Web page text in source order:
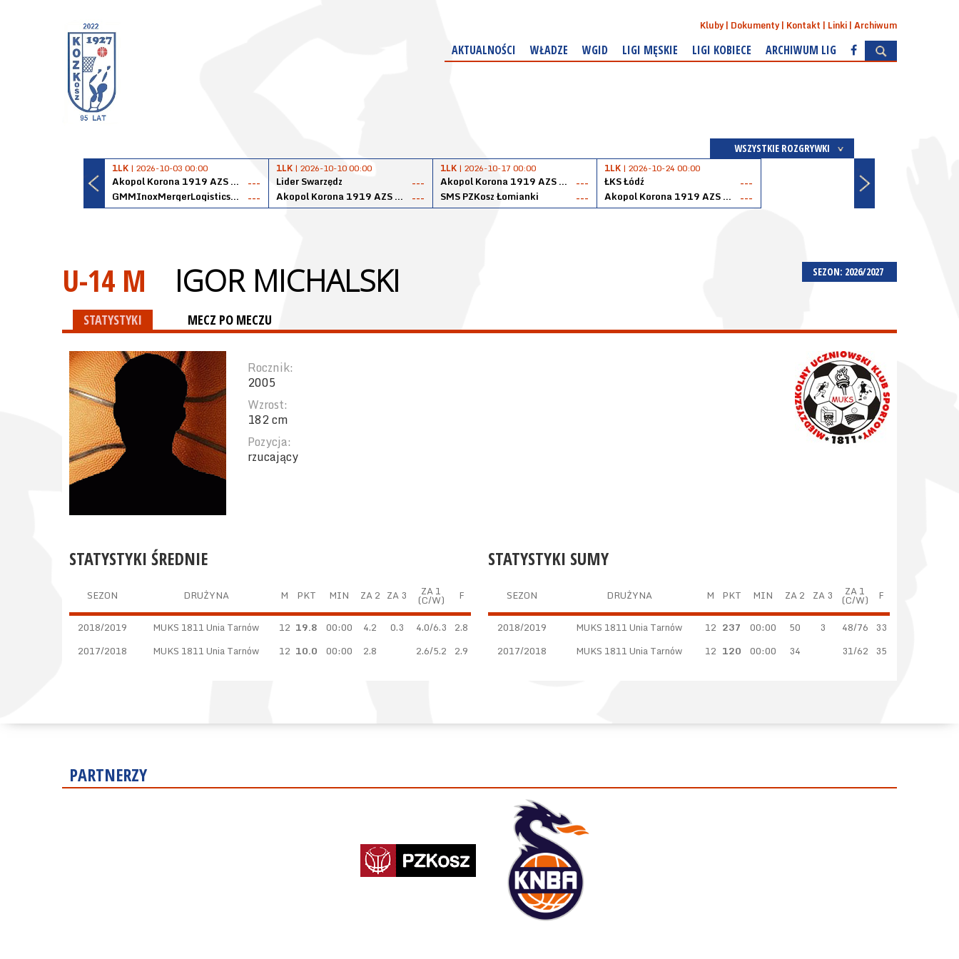
Kluby Dokumenty Kontakt Linki Archiwum
AKTUALNOŚCI WŁADZE WGID LIGI MĘSKIE LIGI KOBIECE ARCHIWUM LIG
WSZYSTKIE ROZGRYWKI
1LK | 2026-10-03 00:00
Akopol Korona 1919 AZS PK Kraków
---
GMMInoxMergerLogisticsPanteryŁańcut
---
1LK | 2026-10-10 00:00
Lider Swarzędz
---
Akopol Korona 1919 AZS PK Kraków
---
1LK | 2026-10-17 00:00
Akopol Korona 1919 AZS PK Kraków
---
SMS PZKosz Łomianki
---
1LK | 2026-10-24 00:00
ŁKS Łódź
---
Akopol Korona 1919 AZS PK Kraków
---
SEZON: 2026/2027
U-14 M IGOR MICHALSKI
STATYSTYKI MECZ PO MECZU
Rocznik:
2005
Wzrost:
182 cm
Pozycja:
rzucający
STATYSTYKI SUMY
SEZON DRUŻYNA M PKT MIN ZA 2 ZA 3 ZA 1
(C/W) F
2018/2019 MUKS 1811 Unia Tarnów 12 237 00:00 50 3 48/76 33
2017/2018
MUKS 1811 Unia Tarnów 12 120 00:00 34 31/62 35
STATYSTYKI ŚREDNIE
SEZON DRUŻYNA M PKT MIN ZA 2 ZA 3 ZA 1
(C/W) F
2018/2019 MUKS 1811 Unia Tarnów 12 19.8 00:00 4.2 0.3 4.0/6.3 2.8
2017/2018
MUKS 1811 Unia Tarnów 12 10.0 00:00 2.8 2.6/5.2 2.9
PARTNERZY